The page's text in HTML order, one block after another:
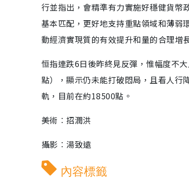
行並指出，會精準有力實施好穩健貨幣
基本匹配，更好地支持重點領域和薄弱
動經濟實現質的有效提升和量的合理增
恒指連跌6日後昨終見反彈，惟幅度不
點），顯示仍未能打破悶局，且看人行
軌，目前在約18500點。
美術︰招潤洪
攝影︰湯致遠
內容標籤